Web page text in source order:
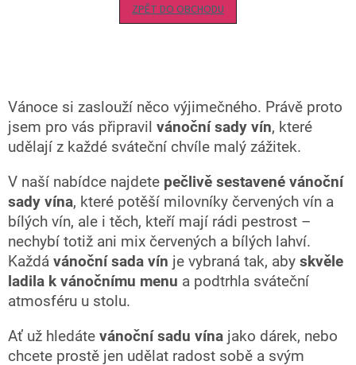
ZPĚT DO OBCHODU
Vánoce si zaslouží něco výjimečného. Právě proto
jsem pro vás připravil vánoční sady vín, které
udělají z každé sváteční chvíle malý zážitek.
V naší nabídce najdete pečlivě sestavené vánoční
sady vína, které potěší milovníky červených vín a
bílých vín, ale i těch, kteří mají rádi pestrost –
nechybí totiž ani mix červených a bílých lahví.
Každá vánoční sada vín je vybraná tak, aby skvěle
ladila k vánočnímu menu a podtrhla sváteční
atmosféru u stolu.
Ať už hledáte vánoční sadu vína jako dárek, nebo
chcete prostě jen udělat radost sobě a svým